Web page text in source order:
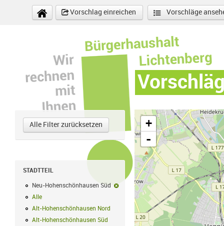
Direkt zum Inhalt
Vorschlag einreichen
Vorschläge
Alle Filter zurücksetzen
STADTTEIL
Neu-Hohenschönhausen Süd
Neu-Hohenschönhausen Süd-Filter
Alle
Alt-Hohenschönhausen Nord
Alt-Hohenschönhausen Nord Filter
Alt-Hohenschönhausen Süd
Alt-Hohenschönhausen Süd Filter
+
-